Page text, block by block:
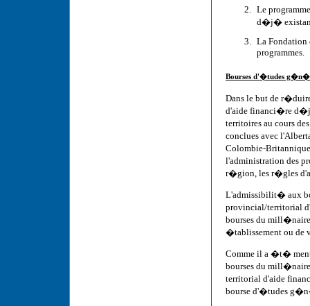
Le
d�j�
La Fondation
programmes.
Bourses d'�tudes
Dans le but de
d'aide financi�re
territoires au cours
conclues avec
Colombie-
l'administration des
r�gion, les r�gles
L'admissibilit� aux
provincial/territorial
bourses du
�tablissement ou de
Comme il a �t�
bourses du
territorial d'aide
bourse d'�tudes